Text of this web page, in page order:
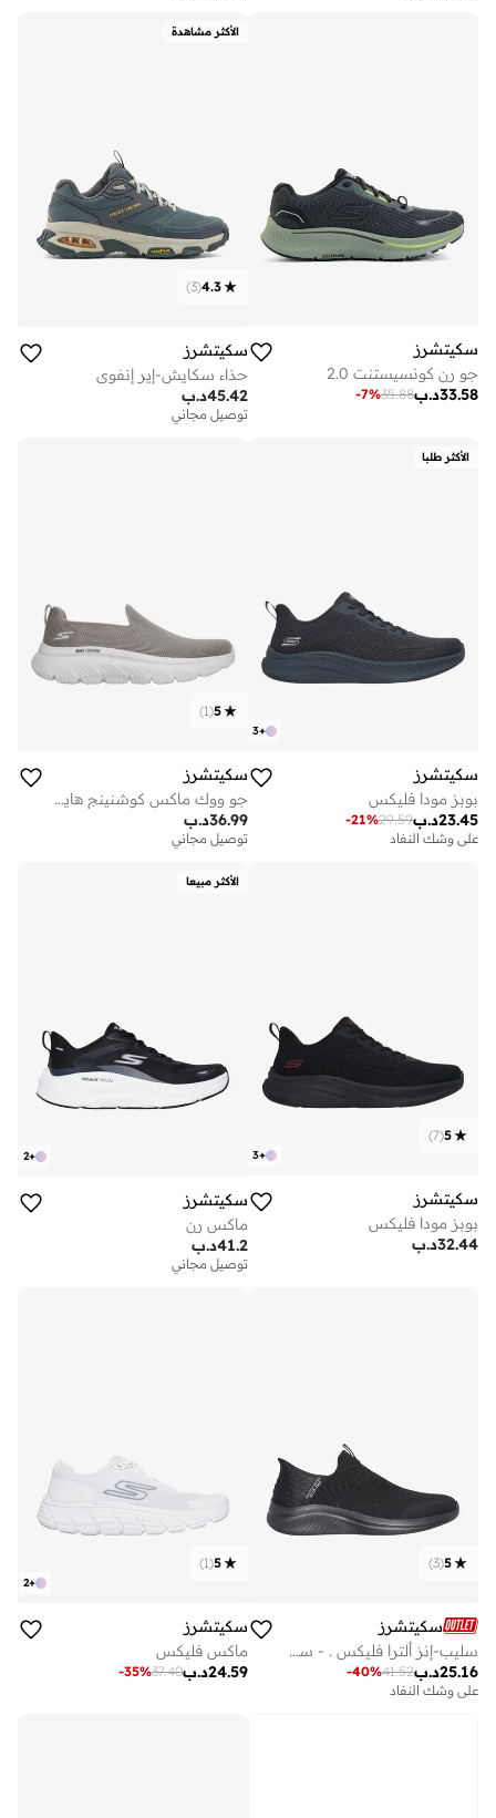
سكيتشرز
جو رن كونسيستنت 2.0
د.ب33.58
35.88
-7%
الأكثر مشاهدة
4.3
(
3
)
سكيتشرز
حذاء سكايش-إير إنفوي
د.ب45.42
توصيل مجاني
الأكثر طلبا
+
3
سكيتشرز
بوبز مودا فليكس
د.ب23.45
29.59
-21%
على وشك النفاد
5
(
1
)
سكيتشرز
جو ووك ماكس كوشنينج هايبر بيرست
د.ب36.99
توصيل مجاني
+
3
5
(
7
)
سكيتشرز
بوبز مودا فليكس
د.ب32.44
الأكثر مبيعا
+
2
سكيتشرز
ماكس رن
د.ب41.2
توصيل مجاني
5
(
3
)
سكيتشرز
سليب-إنز ألترا فليكس . - سموث ستب
د.ب25.16
41.52
-40%
على وشك النفاد
+
2
5
(
1
)
سكيتشرز
ماكس فليكس
د.ب24.59
37.40
-35%